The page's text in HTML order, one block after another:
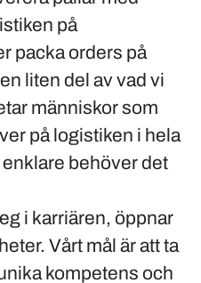
på
packa orders på
liten del av vad vi
människor som
på logistiken i hela
behöver det
i karriären, öppnar
Vårt mål är att ta
kompetens och